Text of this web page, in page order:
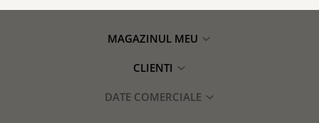
MAGAZINUL MEU
CLIENTI
DATE COMERCIALE